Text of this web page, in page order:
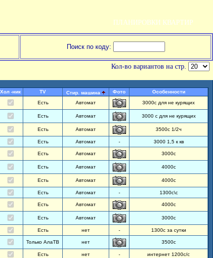
ПЛАНИРОВКИ КВАРТИР
Поиск по коду:
Кол-во вариантов на стр.
Хол -ник TV Стир. машина Фото
Особенности
Есть Автомат 3000с для не курящих
Есть Автомат 3000 с для не курящих
Есть Автомат 3500с 1/2ч
Есть Автомат - 3000 1,5 к кв
Есть Автомат 3000с
Есть Автомат 4000с
Есть Автомат 4000с
Есть Автомат - 1300с\с
Есть Автомат 4000с
Есть Автомат 3000с
Есть нет - 1300с за сутки
Только АлаТВ нет 3500с
Есть нет - интернет 1200с/с